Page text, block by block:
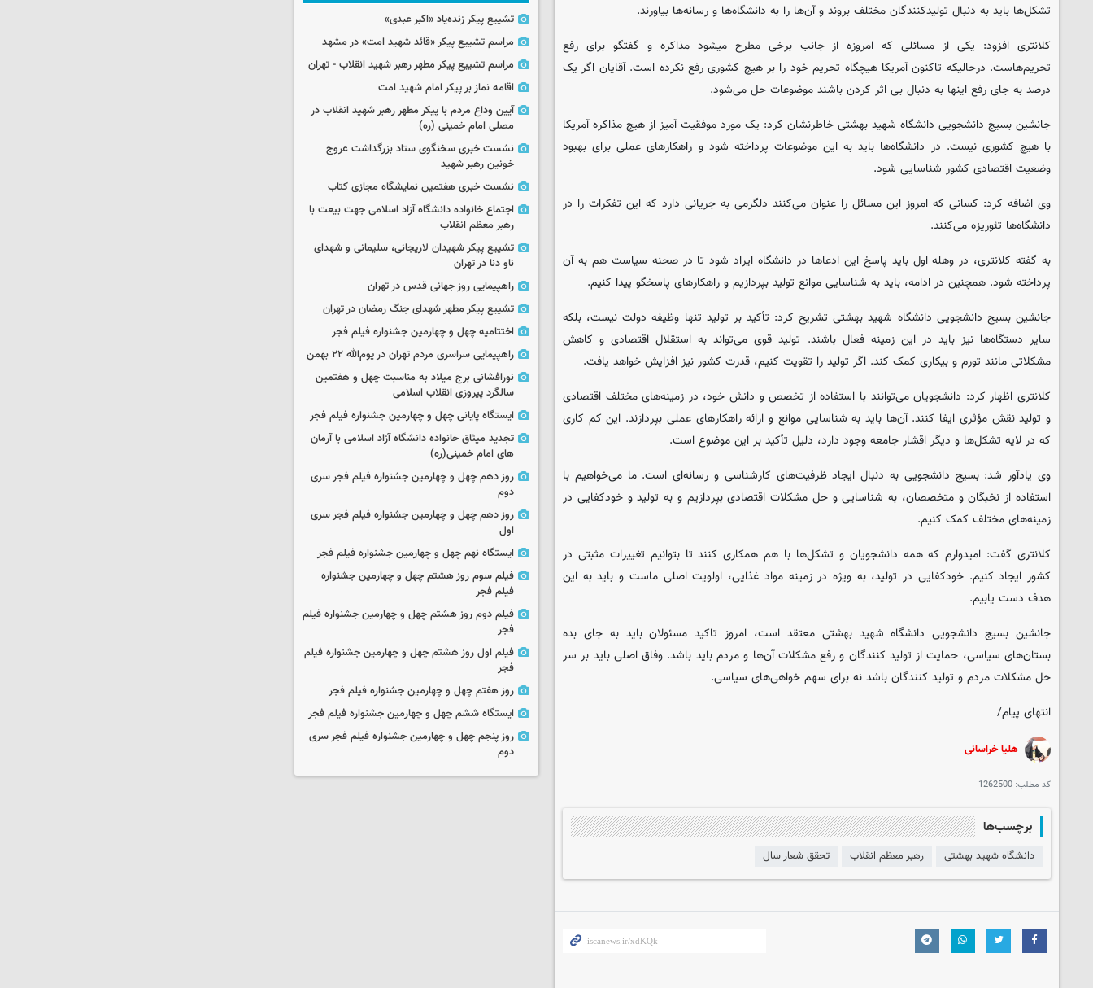
تشکل‌ها باید به دنبال تولیدکنندگان مختلف بروند و آن‌ها را به دانشگاه‌ها و رسانه‌ها بیاورند.
کلانتری افزود: یکی از مسائلی که امروزه از جانب برخی مطرح میشود مذاکره و گفتگو برای رفع
تحریم‌هاست. درحالیکه تاکنون آمریکا هیچگاه تحریم خود را بر هیچ کشوری رفع نکرده است. آقایان اگر یک
درصد به جای رفع اینها به دنبال بی اثر کردن باشند موضوعات حل می‌شود.
جانشین بسیج دانشجویی دانشگاه شهید بهشتی خاطرنشان کرد: یک مورد موفقیت آمیز از هیچ مذاکره‌ آمریکا
با هیچ کشوری نیست. در دانشگاه‌ها باید به این موضوعات پرداخته شود و راهکارهای عملی برای بهبود
وضعیت اقتصادی کشور شناسایی شود.
وی‌ اضافه کرد: کسانی که امروز این مسائل را عنوان می‌کنند دلگرمی به جریانی دارد که این تفکرات را در
دانشگاه‌ها تئوریزه می‌کنند.
به گفته کلانتری، در وهله اول باید پاسخ این ادعاها در دانشگاه ایراد شود تا در صحنه سیاست هم به آن
پرداخته شود. همچنین در ادامه، باید به شناسایی موانع تولید بپردازیم و راهکارهای پاسخگو پیدا کنیم.
جانشین بسیج دانشجویی دانشگاه شهید بهشتی تشریح کرد: تأکید بر تولید تنها وظیفه دولت نیست، بلکه
سایر دستگاه‌ها نیز باید در این زمینه فعال باشند. تولید قوی می‌تواند به استقلال اقتصادی و کاهش
مشکلاتی مانند تورم و بیکاری کمک کند. اگر تولید را تقویت کنیم، قدرت کشور نیز افزایش خواهد یافت.
کلانتری اظهار کرد: دانشجویان می‌توانند با استفاده از تخصص و دانش خود، در زمینه‌های مختلف اقتصادی
و تولید نقش مؤثری ایفا کنند. آن‌ها باید به شناسایی موانع و ارائه راهکارهای عملی بپردازند. این کم کاری
که در لایه تشکل‌ها و دیگر اقشار جامعه وجود دارد، دلیل تأکید بر این موضوع است.
وی یادآور شد: بسیج دانشجویی به دنبال ایجاد ظرفیت‌های کارشناسی و رسانه‌ای است. ما می‌خواهیم با
استفاده از نخبگان و متخصصان، به شناسایی و حل مشکلات اقتصادی بپردازیم و به تولید و خودکفایی در
زمینه‌های مختلف کمک کنیم.
کلانتری گفت: امیدوارم که همه دانشجویان و تشکل‌ها با هم همکاری کنند تا بتوانیم تغییرات مثبتی در
کشور ایجاد کنیم. خودکفایی در تولید، به ویژه در زمینه مواد غذایی، اولویت اصلی ماست و باید به این
هدف دست یابیم.
جانشین بسیج دانشجویی دانشگاه شهید بهشتی معتقد است، امروز تاکید مسئولان باید به جای بده
بستان‌های سیاسی، حمایت از تولید کنندگان و رفع مشکلات آن‌ها و مردم باید باشد. وفاق اصلی باید بر سر
حل مشکلات مردم و تولید کنندگان باشد نه برای سهم خواهی‌های سیاسی.
انتهای پیام/
هلیا خراسانی
کد مطلب: 1262500
برچسب‌ها
دانشگاه شهید بهشتی رهبر معظم انقلاب تحقق شعار سال
تشییع پیکر زنده‌یاد «اکبر عبدی»
مراسم تشییع پیکر «قائد شهید امت» در مشهد
مراسم تشییع پیکر مطهر رهبر شهید انقلاب - تهران
اقامه نماز بر پیکر امام شهید امت
آیین وداع مردم با پیکر مطهر رهبر شهید انقلاب در
مصلی امام خمینی (ره)
نشست خبری سخنگوی ستاد بزرگداشت عروج
خونین رهبر شهید
نشست خبری هفتمین نمایشگاه مجازی کتاب
اجتماع خانواده دانشگاه آزاد اسلامی جهت بیعت با
رهبر معظم انقلاب
تشییع پیکر شهیدان لاریجانی، سلیمانی و شهدای
ناو دنا در تهران
راهپیمایی روز جهانی قدس در تهران
تشییع پیکر مطهر شهدای جنگ رمضان در تهران
اختتامیه چهل و چهارمین جشنواره فیلم فجر
راهپیمایی سراسری مردم تهران در یوم‌الله ۲۲ بهمن
نورافشانی برج میلاد به مناسبت چهل‌ و هفتمین
سالگرد پیروزی انقلاب اسلامی
ایستگاه پایانی چهل و چهارمین جشنواره فیلم فجر
تجدید میثاق خانواده دانشگاه آزاد اسلامی با آرمان
های امام خمینی(ره)
روز دهم چهل و چهارمین جشنواره فیلم فجر سری
دوم
روز دهم چهل و چهارمین جشنواره فیلم فجر سری
اول
ایستگاه نهم چهل و چهارمین جشنواره فیلم فجر
فیلم سوم روز هشتم چهل و چهارمین جشنواره
فیلم فجر
فیلم دوم روز هشتم چهل و چهارمین جشنواره فیلم
فجر
فیلم اول روز هشتم چهل و چهارمین جشنواره فیلم
فجر
روز هفتم چهل و چهارمین جشنواره فیلم فجر
ایستگاه ششم چهل و چهارمین جشنواره فیلم فجر
روز پنجم چهل و چهارمین جشنواره فیلم فجر سری
دوم